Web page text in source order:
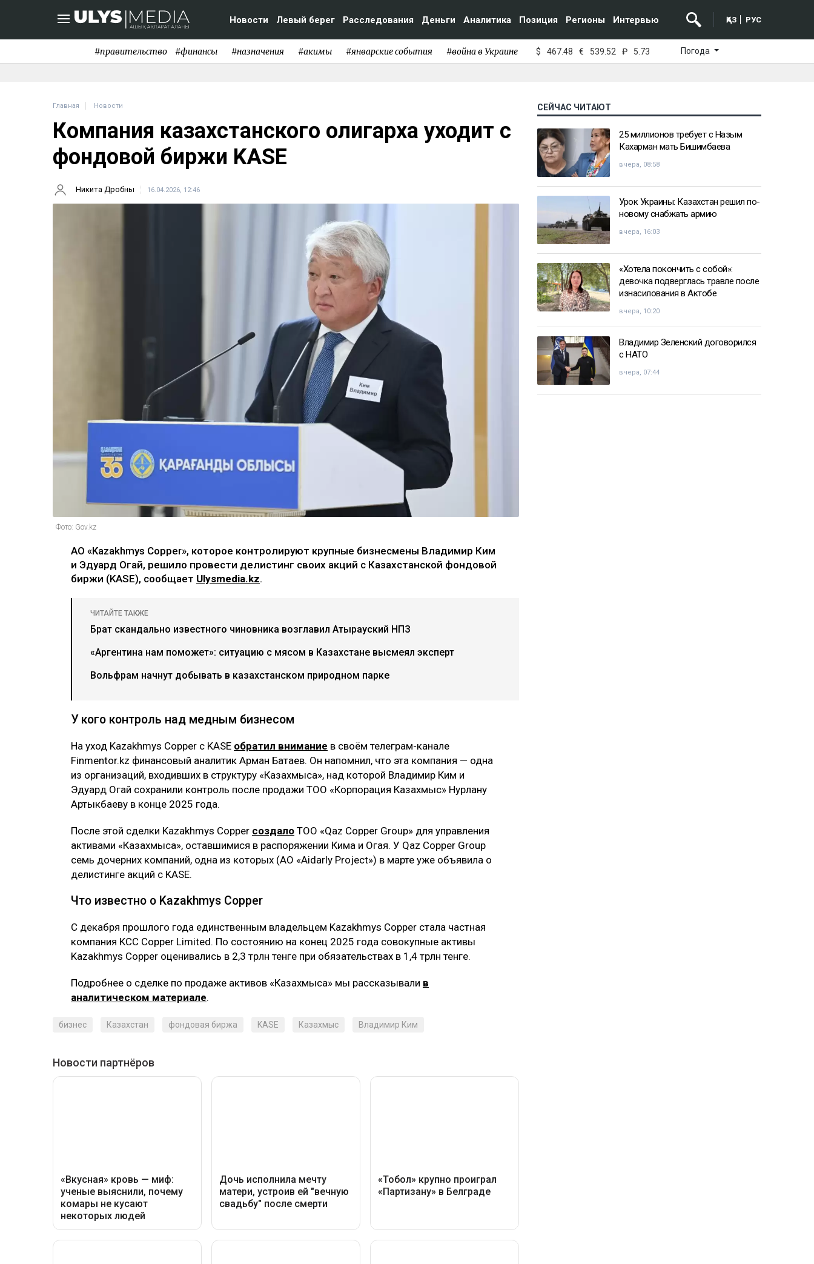
Новости Левый берег Расследования Деньги Аналитика Позиция Регионы Интервью ҚАЗ РУС
#правительство #финансы #назначения #акимы #январские события #война в Украине $ 467.48 € 539.52 ₽ 5.73 Погода
Главная Новости
Компания казахстанского олигарха уходит с
фондовой биржи KASE
Никита Дробны 16.04.2026, 12:46
Фото: Gov.kz
АО «Kazakhmys Copper», которое контролируют крупные бизнесмены Владимир Ким
и Эдуард Огай, решило провести делистинг своих акций с Казахстанской фондовой
биржи (KASE), сообщает Ulysmedia.kz.
ЧИТАЙТЕ ТАКЖЕ
Брат скандально известного чиновника возглавил Атырауский НПЗ
«Аргентина нам поможет»: ситуацию с мясом в Казахстане высмеял эксперт
Вольфрам начнут добывать в казахстанском природном парке
У кого контроль над медным бизнесом
На уход Kazakhmys Copper с KASE обратил внимание в своём телеграм-канале
Finmentor.kz финансовый аналитик Арман Батаев. Он напомнил, что эта компания — одна
из организаций, входивших в структуру «Казахмыса», над которой Владимир Ким и
Эдуард Огай сохранили контроль после продажи ТОО «Корпорация Казахмыс» Нурлану
Артыкбаеву в конце 2025 года.
После этой сделки Kazakhmys Copper создало ТОО «Qaz Copper Group» для управления
активами «Казахмыса», оставшимися в распоряжении Кима и Огая. У Qaz Copper Group
семь дочерних компаний, одна из которых (АО «Aidarly Project») в марте уже объявила о
делистинге акций с KASE.
Что известно о Kazakhmys Copper
С декабря прошлого года единственным владельцем Kazakhmys Copper стала частная
компания KCC Copper Limited. По состоянию на конец 2025 года совокупные активы
Kazakhmys Copper оценивались в 2,3 трлн тенге при обязательствах в 1,4 трлн тенге.
Подробнее о сделке по продаже активов «Казахмыса» мы рассказывали в
аналитическом материале.
бизнес Казахстан фондовая биржа KASE Казахмыс Владимир Ким
СЕЙЧАС ЧИТАЮТ
25 миллионов требует с Назым
Кахарман мать Бишимбаева
вчера, 08:58
Урок Украины: Казахстан решил по-
новому снабжать армию
вчера, 16:03
«Хотела покончить с собой»:
девочка подверглась травле после
изнасилования в Актобе
вчера, 10:20
Владимир Зеленский договорился
с НАТО
вчера, 07:44